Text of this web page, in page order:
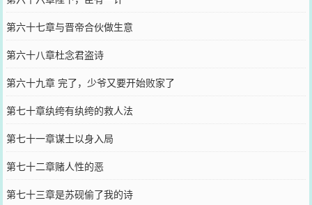
第六十七章与晋帝合伙做生意
第六十八章杜念君盗诗
第六十九章 完了，少爷又要开始败家了
第七十章纨绔有纨绔的救人法
第七十一章谋士以身入局
第七十二章赌人性的恶
第七十三章是苏砚偷了我的诗